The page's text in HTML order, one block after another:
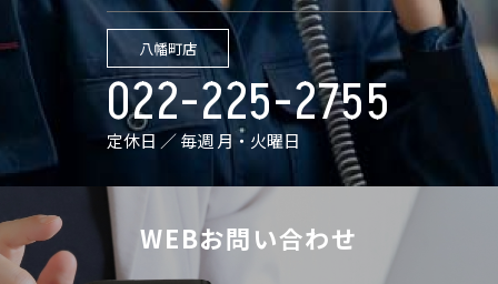
八幡町店
022-225-2755
定休日 ／ 毎週 月・火曜日
WEBお問い合わせ